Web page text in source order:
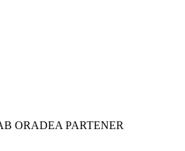
ORADEA PARTENER